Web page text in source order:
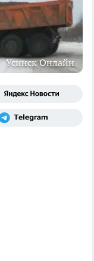
Усинск Онлайн